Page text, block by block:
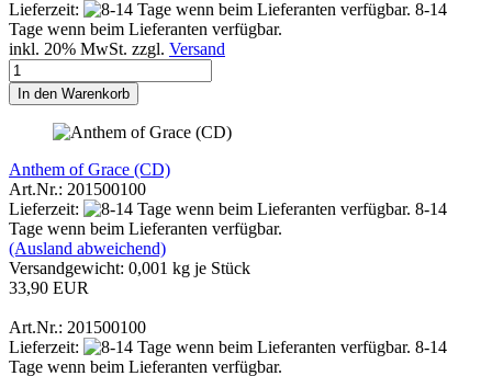
Lieferzeit:
8-14
Tage wenn beim Lieferanten verfügbar.
inkl. 20% MwSt. zzgl. Versand
In den Warenkorb
Anthem of Grace (CD)
Art.Nr.: 201500100
Lieferzeit:
8-14
Tage wenn beim Lieferanten verfügbar.
(Ausland abweichend)
Versandgewicht: 0,001 kg je Stück
33,90 EUR
Art.Nr.: 201500100
Lieferzeit:
8-14
Tage wenn beim Lieferanten verfügbar.